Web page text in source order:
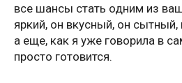
все шансы стать одним из
яркий, он вкусный, он сытный,
а еще, как я уже говорила в
просто готовится.